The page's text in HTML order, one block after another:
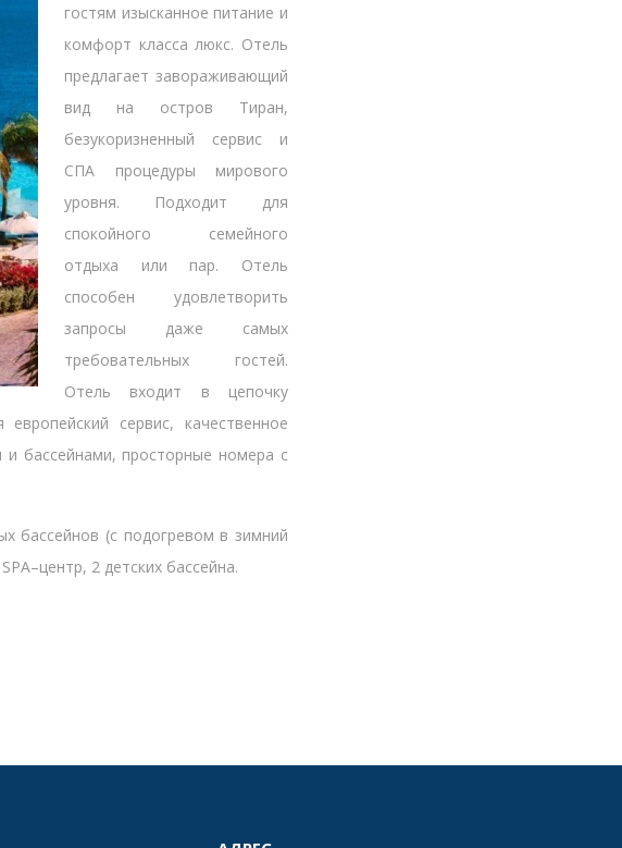
гостям изысканное питание и
комфорт класса люкс. Отель
предлагает завораживающий
вид на остров Тиран,
безукоризненный сервис и
СПА процедуры мирового
уровня. Подходит для
спокойного семейного
отдыха или пар. Отель
способен удовлетворить
запросы даже самых
требовательных гостей.
Отель входит в цепочку
сервис, качественное
и бассейнами, просторные номера с
бассейнов (с подогревом в зимний
2 детских бассейна.